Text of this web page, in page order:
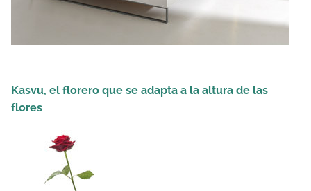
Kasvu, el florero que se adapta a la altura de las
flores